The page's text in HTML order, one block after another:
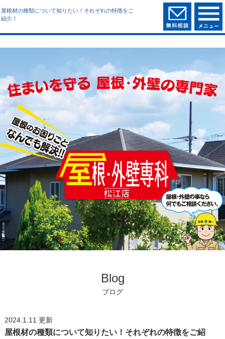
屋根材の種類について知りたい！それぞれの特徴をご
紹介！
Blog
ブログ
2024.1.11 更新
屋根材の種類について知りたい！それぞれの特徴をご紹